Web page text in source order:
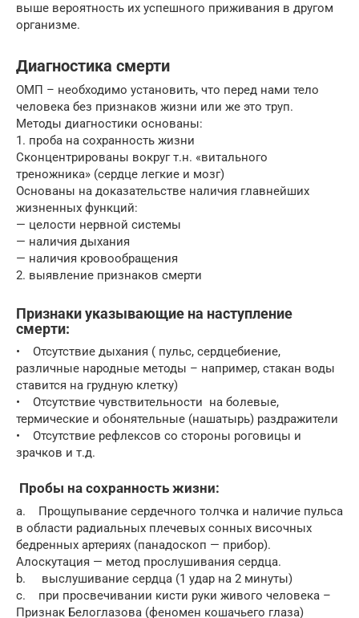
выше вероятность их успешного приживания в другом
организме.
Диагностика смерти
ОМП – необходимо установить, что перед нами тело
человека без признаков жизни или же это труп.
Методы диагностики основаны:
1. проба на сохранность жизни
Сконцентрированы вокруг т.н. «витального
треножника» (сердце легкие и мозг)
Основаны на доказательстве наличия главнейших
жизненных функций:
— целости нервной системы
— наличия дыхания
— наличия кровообращения
2. выявление признаков смерти
Признаки указывающие на наступление
смерти:
• Отсутствие дыхания ( пульс, сердцебиение,
различные народные методы – например, стакан воды
ставится на грудную клетку)
• Отсутствие чувствительности на болевые,
термические и обонятельные (нашатырь) раздражители
• Отсутствие рефлексов со стороны роговицы и
зрачков и т.д.
Пробы на сохранность жизни:
a. Прощупывание сердечного толчка и наличие пульса
в области радиальных плечевых сонных височных
бедренных артериях (панадоскоп — прибор).
Алоскутация — метод прослушивания сердца.
b. выслушивание сердца (1 удар на 2 минуты)
c. при просвечивании кисти руки живого человека –
Признак Белоглазова (феномен кошачьего глаза)